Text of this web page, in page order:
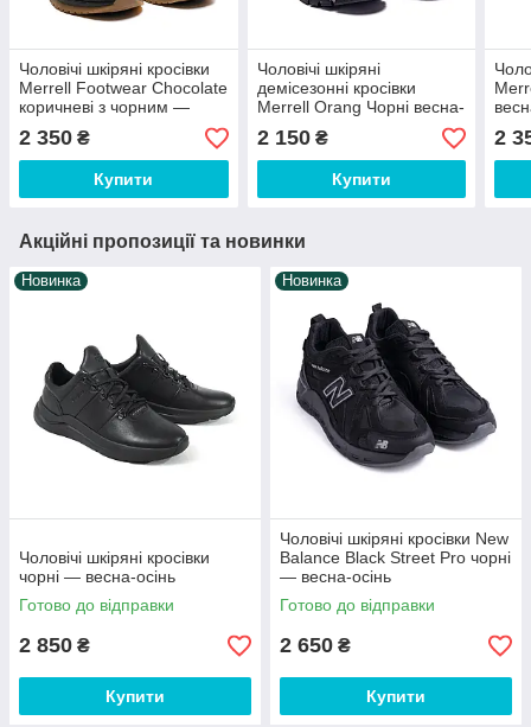
Чоловічі шкіряні кросівки
Merrell Footwear Chocolate
коричневі з чорним —
натуральна шкіра, весна-
осінь
2 350 ₴
Купити
Чоловічі шкіряні
демісезонні кросівки
Merrell Orang Чорні весна-
осінь (M-4ор)
2 150₴
Купити
2
Акційні пропозиції та новинки
Новинка
Чоловічі шкіряні кросівки
чорні — весна-осінь
Готово до відправки
2 850 ₴
Купити
Новинка
Чоловічі шкіряні кросівки New
Balance Black Street Pro чорні
— весна-осінь
Готово до відправки
2 650 ₴
Купити